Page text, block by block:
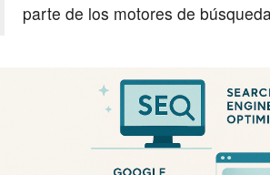
parte de los motores de